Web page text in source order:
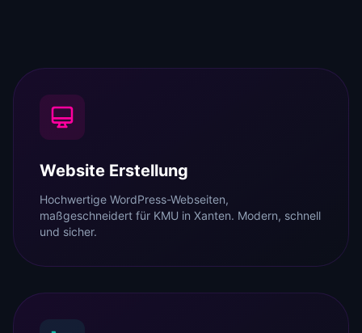
Website Erstellung
Hochwertige WordPress-Webseiten,
maßgeschneidert für KMU in Xanten. Modern, schnell
und sicher.